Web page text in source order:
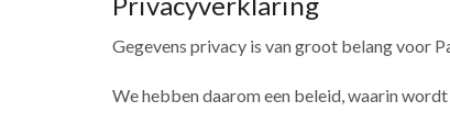
Gegevens privacy is van groot belang voor
We hebben daarom een beleid, waarin